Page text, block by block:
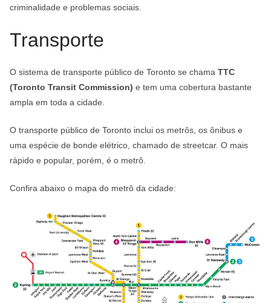
criminalidade e problemas sociais.
Transporte
O sistema de transporte público de Toronto se chama TTC
(Toronto Transit Commission) e tem uma cobertura bastante
ampla em toda a cidade.
O transporte público de Toronto inclui os metrôs, os ônibus e
uma espécie de bonde elétrico, chamado de streetcar. O mais
rápido e popular, porém, é o metrô.
Confira abaixo o mapa do metrô da cidade: